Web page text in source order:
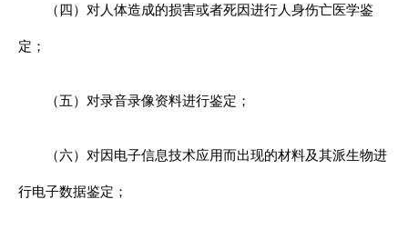
（四）对人体造成的损害或者死因进行人身伤亡医学鉴
定；
（五）对录音录像资料进行鉴定；
（六）对因电子信息技术应用而出现的材料及其派生物进
行电子数据鉴定；